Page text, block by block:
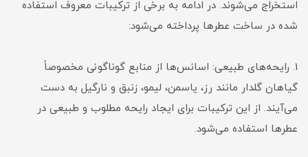
استخراج می‌شوند. در ادامه به برخی از ترکیبات معروف استفاده
شده در ساخت عطرها پرداخته می‌شود:
1. رایحه‌های طبیعی: اسانس‌ها از منابع گوناگونی مخصوصاً
گیاهان گلدار مانند رز، یاسمن، لیمو، زنبق و نارگیل به دست
می‌آیند. از این ترکیبات برای ایجاد رایحه مطلوب و طبیعی در
عطرها استفاده می‌شود.